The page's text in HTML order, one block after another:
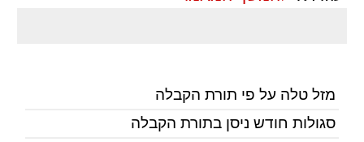
מזל טלה על פי תורת הקבלה
סגולות חודש ניסן בתורת הקבלה